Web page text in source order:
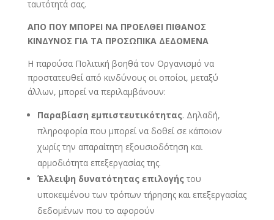
ταυτότητά σας.
ΑΠΟ ΠΟΥ ΜΠΟΡΕΙ ΝΑ ΠΡΟΕΛΘΕΙ ΠΙΘΑΝΟΣ
ΚΙΝΔΥΝΟΣ ΓΙΑ ΤΑ ΠΡΟΣΩΠΙΚΑ ΔΕΔΟΜΕΝΑ
Η παρούσα Πολιτική βοηθά τον Οργανισμό να
προστατευθεί από κινδύνους οι οποίοι, μεταξύ
άλλων, μπορεί να περιλαμβάνουν:
Παραβίαση εμπιστευτικότητας. Δηλαδή,
πληροφορία που μπορεί να δοθεί σε κάποιον
χωρίς την απαραίτητη εξουσιοδότηση και
αρμοδιότητα επεξεργασίας της.
Έλλειψη δυνατότητας επιλογήςτου
υποκειμένου των τρόπων τήρησης και επεξεργασίας
δεδομένων που το αφορούν